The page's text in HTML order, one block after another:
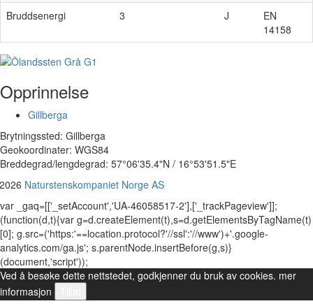
Bruddsenergi 3 J
EN
14158
Opprinnelse
Gillberga
Brytningssted: Gillberga
Geokoordinater: WGS84
Breddegrad/lengdegrad: 57°06'35.4"N / 16°53'51.5"E
Naturstenskompaniet Norge AS
var _gaq=[['_setAccount','UA-46058517-2'],['_trackPageview']];
(function(d,t){var g=d.createElement(t),s=d.getElementsByTagName(t)
[0]; g.src=('https:'==location.protocol?'//ssl':'//www')+'.google-
analytics.com/ga.js'; s.parentNode.insertBefore(g,s)}
(document,'script'));
Ved å besøke dette nettstedet, godkjenner du bruk av cookies. mer
informasjon